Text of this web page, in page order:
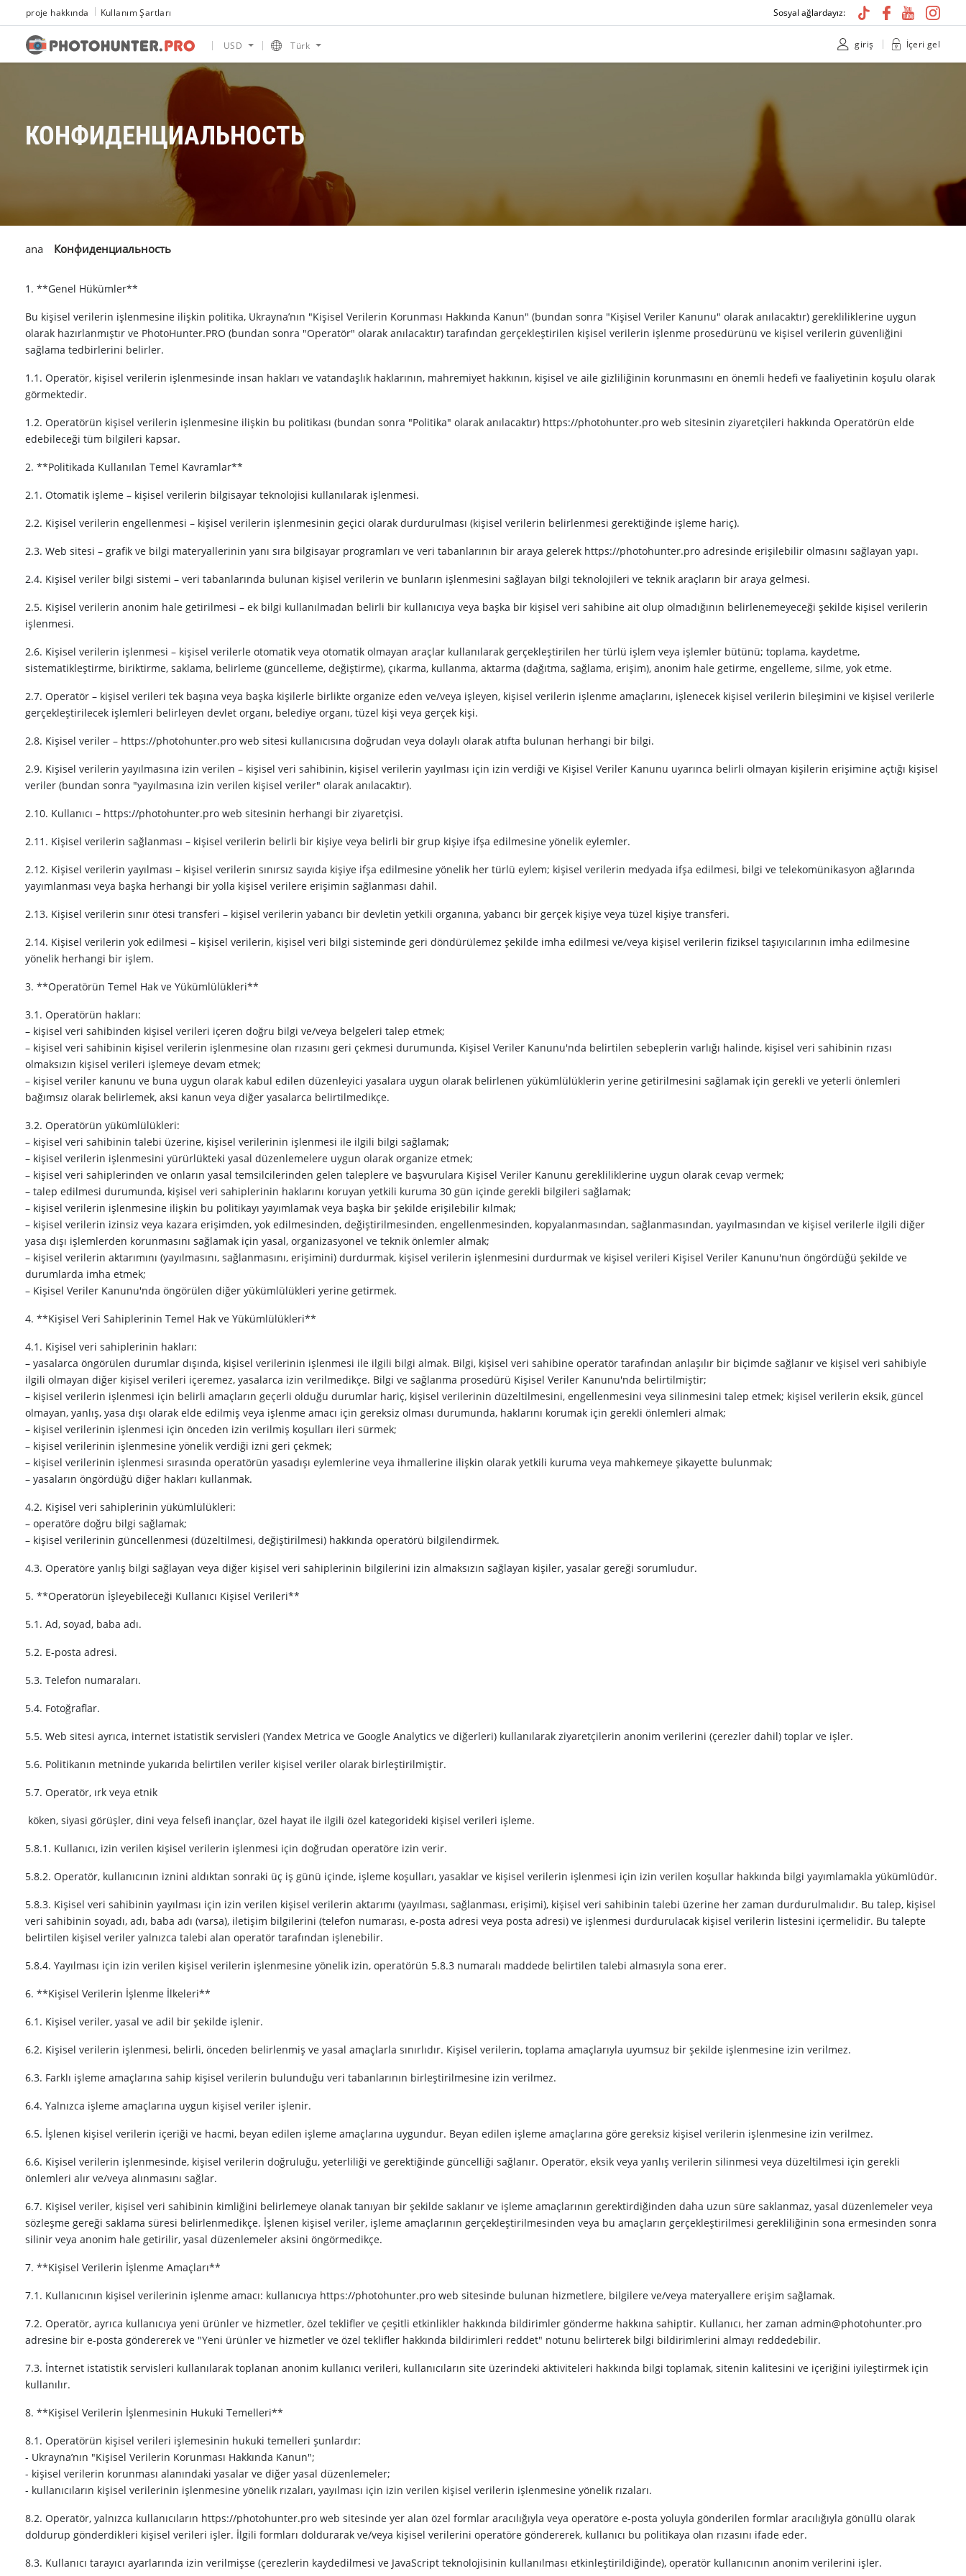
proje hakkında Kullanım Şartları Sosyal ağlardayız:
USD Türk giriş İçeri gel
КОНФИДЕНЦИАЛЬНОСТЬ
ana Конфиденциальность
1. **Genel Hükümler**
Bu kişisel verilerin işlenmesine ilişkin politika, Ukrayna’nın "Kişisel Verilerin Korunması Hakkında Kanun" (bundan sonra "Kişisel Veriler Kanunu" olarak anılacaktır) gerekliliklerine uygun
olarak hazırlanmıştır ve PhotoHunter.PRO (bundan sonra "Operatör" olarak anılacaktır) tarafından gerçekleştirilen kişisel verilerin işlenme prosedürünü ve kişisel verilerin güvenliğini
sağlama tedbirlerini belirler.
1.1. Operatör, kişisel verilerin işlenmesinde insan hakları ve vatandaşlık haklarının, mahremiyet hakkının, kişisel ve aile gizliliğinin korunmasını en önemli hedefi ve faaliyetinin koşulu olarak
görmektedir.
1.2. Operatörün kişisel verilerin işlenmesine ilişkin bu politikası (bundan sonra "Politika" olarak anılacaktır) https://photohunter.pro web sitesinin ziyaretçileri hakkında Operatörün elde
edebileceği tüm bilgileri kapsar.
2. **Politikada Kullanılan Temel Kavramlar**
2.1. Otomatik işleme – kişisel verilerin bilgisayar teknolojisi kullanılarak işlenmesi.
2.2. Kişisel verilerin engellenmesi – kişisel verilerin işlenmesinin geçici olarak durdurulması (kişisel verilerin belirlenmesi gerektiğinde işleme hariç).
2.3. Web sitesi – grafik ve bilgi materyallerinin yanı sıra bilgisayar programları ve veri tabanlarının bir araya gelerek https://photohunter.pro adresinde erişilebilir olmasını sağlayan yapı.
2.4. Kişisel veriler bilgi sistemi – veri tabanlarında bulunan kişisel verilerin ve bunların işlenmesini sağlayan bilgi teknolojileri ve teknik araçların bir araya gelmesi.
2.5. Kişisel verilerin anonim hale getirilmesi – ek bilgi kullanılmadan belirli bir kullanıcıya veya başka bir kişisel veri sahibine ait olup olmadığının belirlenemeyeceği şekilde kişisel verilerin
işlenmesi.
2.6. Kişisel verilerin işlenmesi – kişisel verilerle otomatik veya otomatik olmayan araçlar kullanılarak gerçekleştirilen her türlü işlem veya işlemler bütünü; toplama, kaydetme,
sistematikleştirme, biriktirme, saklama, belirleme (güncelleme, değiştirme), çıkarma, kullanma, aktarma (dağıtma, sağlama, erişim), anonim hale getirme, engelleme, silme, yok etme.
2.7. Operatör – kişisel verileri tek başına veya başka kişilerle birlikte organize eden ve/veya işleyen, kişisel verilerin işlenme amaçlarını, işlenecek kişisel verilerin bileşimini ve kişisel verilerle
gerçekleştirilecek işlemleri belirleyen devlet organı, belediye organı, tüzel kişi veya gerçek kişi.
2.8. Kişisel veriler – https://photohunter.pro web sitesi kullanıcısına doğrudan veya dolaylı olarak atıfta bulunan herhangi bir bilgi.
2.9. Kişisel verilerin yayılmasına izin verilen – kişisel veri sahibinin, kişisel verilerin yayılması için izin verdiği ve Kişisel Veriler Kanunu uyarınca belirli olmayan kişilerin erişimine açtığı kişisel
veriler (bundan sonra "yayılmasına izin verilen kişisel veriler" olarak anılacaktır).
2.10. Kullanıcı – https://photohunter.pro web sitesinin herhangi bir ziyaretçisi.
2.11. Kişisel verilerin sağlanması – kişisel verilerin belirli bir kişiye veya belirli bir grup kişiye ifşa edilmesine yönelik eylemler.
2.12. Kişisel verilerin yayılması – kişisel verilerin sınırsız sayıda kişiye ifşa edilmesine yönelik her türlü eylem; kişisel verilerin medyada ifşa edilmesi, bilgi ve telekomünikasyon ağlarında
yayımlanması veya başka herhangi bir yolla kişisel verilere erişimin sağlanması dahil.
2.13. Kişisel verilerin sınır ötesi transferi – kişisel verilerin yabancı bir devletin yetkili organına, yabancı bir gerçek kişiye veya tüzel kişiye transferi.
2.14. Kişisel verilerin yok edilmesi – kişisel verilerin, kişisel veri bilgi sisteminde geri döndürülemez şekilde imha edilmesi ve/veya kişisel verilerin fiziksel taşıyıcılarının imha edilmesine
yönelik herhangi bir işlem.
3. **Operatörün Temel Hak ve Yükümlülükleri**
3.1. Operatörün hakları:
– kişisel veri sahibinden kişisel verileri içeren doğru bilgi ve/veya belgeleri talep etmek;
– kişisel veri sahibinin kişisel verilerin işlenmesine olan rızasını geri çekmesi durumunda, Kişisel Veriler Kanunu'nda belirtilen sebeplerin varlığı halinde, kişisel veri sahibinin rızası
olmaksızın kişisel verileri işlemeye devam etmek;
– kişisel veriler kanunu ve buna uygun olarak kabul edilen düzenleyici yasalara uygun olarak belirlenen yükümlülüklerin yerine getirilmesini sağlamak için gerekli ve yeterli önlemleri
bağımsız olarak belirlemek, aksi kanun veya diğer yasalarca belirtilmedikçe.
3.2. Operatörün yükümlülükleri:
– kişisel veri sahibinin talebi üzerine, kişisel verilerinin işlenmesi ile ilgili bilgi sağlamak;
– kişisel verilerin işlenmesini yürürlükteki yasal düzenlemelere uygun olarak organize etmek;
– kişisel veri sahiplerinden ve onların yasal temsilcilerinden gelen taleplere ve başvurulara Kişisel Veriler Kanunu gerekliliklerine uygun olarak cevap vermek;
– talep edilmesi durumunda, kişisel veri sahiplerinin haklarını koruyan yetkili kuruma 30 gün içinde gerekli bilgileri sağlamak;
– kişisel verilerin işlenmesine ilişkin bu politikayı yayımlamak veya başka bir şekilde erişilebilir kılmak;
– kişisel verilerin izinsiz veya kazara erişimden, yok edilmesinden, değiştirilmesinden, engellenmesinden, kopyalanmasından, sağlanmasından, yayılmasından ve kişisel verilerle ilgili diğer
yasa dışı işlemlerden korunmasını sağlamak için yasal, organizasyonel ve teknik önlemler almak;
– kişisel verilerin aktarımını (yayılmasını, sağlanmasını, erişimini) durdurmak, kişisel verilerin işlenmesini durdurmak ve kişisel verileri Kişisel Veriler Kanunu'nun öngördüğü şekilde ve
durumlarda imha etmek;
– Kişisel Veriler Kanunu'nda öngörülen diğer yükümlülükleri yerine getirmek.
4. **Kişisel Veri Sahiplerinin Temel Hak ve Yükümlülükleri**
4.1. Kişisel veri sahiplerinin hakları:
– yasalarca öngörülen durumlar dışında, kişisel verilerinin işlenmesi ile ilgili bilgi almak. Bilgi, kişisel veri sahibine operatör tarafından anlaşılır bir biçimde sağlanır ve kişisel veri sahibiyle
ilgili olmayan diğer kişisel verileri içeremez, yasalarca izin verilmedikçe. Bilgi ve sağlanma prosedürü Kişisel Veriler Kanunu'nda belirtilmiştir;
– kişisel verilerin işlenmesi için belirli amaçların geçerli olduğu durumlar hariç, kişisel verilerinin düzeltilmesini, engellenmesini veya silinmesini talep etmek; kişisel verilerin eksik, güncel
olmayan, yanlış, yasa dışı olarak elde edilmiş veya işlenme amacı için gereksiz olması durumunda, haklarını korumak için gerekli önlemleri almak;
– kişisel verilerinin işlenmesi için önceden izin verilmiş koşulları ileri sürmek;
– kişisel verilerinin işlenmesine yönelik verdiği izni geri çekmek;
– kişisel verilerinin işlenmesi sırasında operatörün yasadışı eylemlerine veya ihmallerine ilişkin olarak yetkili kuruma veya mahkemeye şikayette bulunmak;
– yasaların öngördüğü diğer hakları kullanmak.
4.2. Kişisel veri sahiplerinin yükümlülükleri:
– operatöre doğru bilgi sağlamak;
– kişisel verilerinin güncellenmesi (düzeltilmesi, değiştirilmesi) hakkında operatörü bilgilendirmek.
4.3. Operatöre yanlış bilgi sağlayan veya diğer kişisel veri sahiplerinin bilgilerini izin almaksızın sağlayan kişiler, yasalar gereği sorumludur.
5. **Operatörün İşleyebileceği Kullanıcı Kişisel Verileri**
5.1. Ad, soyad, baba adı.
5.2. E-posta adresi.
5.3. Telefon numaraları.
5.4. Fotoğraflar.
5.5. Web sitesi ayrıca, internet istatistik servisleri (Yandex Metrica ve Google Analytics ve diğerleri) kullanılarak ziyaretçilerin anonim verilerini (çerezler dahil) toplar ve işler.
5.6. Politikanın metninde yukarıda belirtilen veriler kişisel veriler olarak birleştirilmiştir.
5.7. Operatör, ırk veya etnik
köken, siyasi görüşler, dini veya felsefi inançlar, özel hayat ile ilgili özel kategorideki kişisel verileri işleme.
5.8.1. Kullanıcı, izin verilen kişisel verilerin işlenmesi için doğrudan operatöre izin verir.
5.8.2. Operatör, kullanıcının iznini aldıktan sonraki üç iş günü içinde, işleme koşulları, yasaklar ve kişisel verilerin işlenmesi için izin verilen koşullar hakkında bilgi yayımlamakla yükümlüdür.
5.8.3. Kişisel veri sahibinin yayılması için izin verilen kişisel verilerin aktarımı (yayılması, sağlanması, erişimi), kişisel veri sahibinin talebi üzerine her zaman durdurulmalıdır. Bu talep, kişisel
veri sahibinin soyadı, adı, baba adı (varsa), iletişim bilgilerini (telefon numarası, e-posta adresi veya posta adresi) ve işlenmesi durdurulacak kişisel verilerin listesini içermelidir. Bu talepte
belirtilen kişisel veriler yalnızca talebi alan operatör tarafından işlenebilir.
5.8.4. Yayılması için izin verilen kişisel verilerin işlenmesine yönelik izin, operatörün 5.8.3 numaralı maddede belirtilen talebi almasıyla sona erer.
6. **Kişisel Verilerin İşlenme İlkeleri**
6.1. Kişisel veriler, yasal ve adil bir şekilde işlenir.
6.2. Kişisel verilerin işlenmesi, belirli, önceden belirlenmiş ve yasal amaçlarla sınırlıdır. Kişisel verilerin, toplama amaçlarıyla uyumsuz bir şekilde işlenmesine izin verilmez.
6.3. Farklı işleme amaçlarına sahip kişisel verilerin bulunduğu veri tabanlarının birleştirilmesine izin verilmez.
6.4. Yalnızca işleme amaçlarına uygun kişisel veriler işlenir.
6.5. İşlenen kişisel verilerin içeriği ve hacmi, beyan edilen işleme amaçlarına uygundur. Beyan edilen işleme amaçlarına göre gereksiz kişisel verilerin işlenmesine izin verilmez.
6.6. Kişisel verilerin işlenmesinde, kişisel verilerin doğruluğu, yeterliliği ve gerektiğinde güncelliği sağlanır. Operatör, eksik veya yanlış verilerin silinmesi veya düzeltilmesi için gerekli
önlemleri alır ve/veya alınmasını sağlar.
6.7. Kişisel veriler, kişisel veri sahibinin kimliğini belirlemeye olanak tanıyan bir şekilde saklanır ve işleme amaçlarının gerektirdiğinden daha uzun süre saklanmaz, yasal düzenlemeler veya
sözleşme gereği saklama süresi belirlenmedikçe. İşlenen kişisel veriler, işleme amaçlarının gerçekleştirilmesinden veya bu amaçların gerçekleştirilmesi gerekliliğinin sona ermesinden sonra
silinir veya anonim hale getirilir, yasal düzenlemeler aksini öngörmedikçe.
7. **Kişisel Verilerin İşlenme Amaçları**
7.1. Kullanıcının kişisel verilerinin işlenme amacı: kullanıcıya https://photohunter.pro web sitesinde bulunan hizmetlere, bilgilere ve/veya materyallere erişim sağlamak.
7.2. Operatör, ayrıca kullanıcıya yeni ürünler ve hizmetler, özel teklifler ve çeşitli etkinlikler hakkında bildirimler gönderme hakkına sahiptir. Kullanıcı, her zaman admin@photohunter.pro
adresine bir e-posta göndererek ve "Yeni ürünler ve hizmetler ve özel teklifler hakkında bildirimleri reddet" notunu belirterek bilgi bildirimlerini almayı reddedebilir.
7.3. İnternet istatistik servisleri kullanılarak toplanan anonim kullanıcı verileri, kullanıcıların site üzerindeki aktiviteleri hakkında bilgi toplamak, sitenin kalitesini ve içeriğini iyileştirmek için
kullanılır.
8. **Kişisel Verilerin İşlenmesinin Hukuki Temelleri**
8.1. Operatörün kişisel verileri işlemesinin hukuki temelleri şunlardır:
- Ukrayna’nın "Kişisel Verilerin Korunması Hakkında Kanun";
- kişisel verilerin korunması alanındaki yasalar ve diğer yasal düzenlemeler;
- kullanıcıların kişisel verilerinin işlenmesine yönelik rızaları, yayılması için izin verilen kişisel verilerin işlenmesine yönelik rızaları.
8.2. Operatör, yalnızca kullanıcıların https://photohunter.pro web sitesinde yer alan özel formlar aracılığıyla veya operatöre e-posta yoluyla gönderilen formlar aracılığıyla gönüllü olarak
doldurup gönderdikleri kişisel verileri işler. İlgili formları doldurarak ve/veya kişisel verilerini operatöre göndererek, kullanıcı bu politikaya olan rızasını ifade eder.
8.3. Kullanıcı tarayıcı ayarlarında izin verilmişse (çerezlerin kaydedilmesi ve JavaScript teknolojisinin kullanılması etkinleştirildiğinde), operatör kullanıcının anonim verilerini işler.